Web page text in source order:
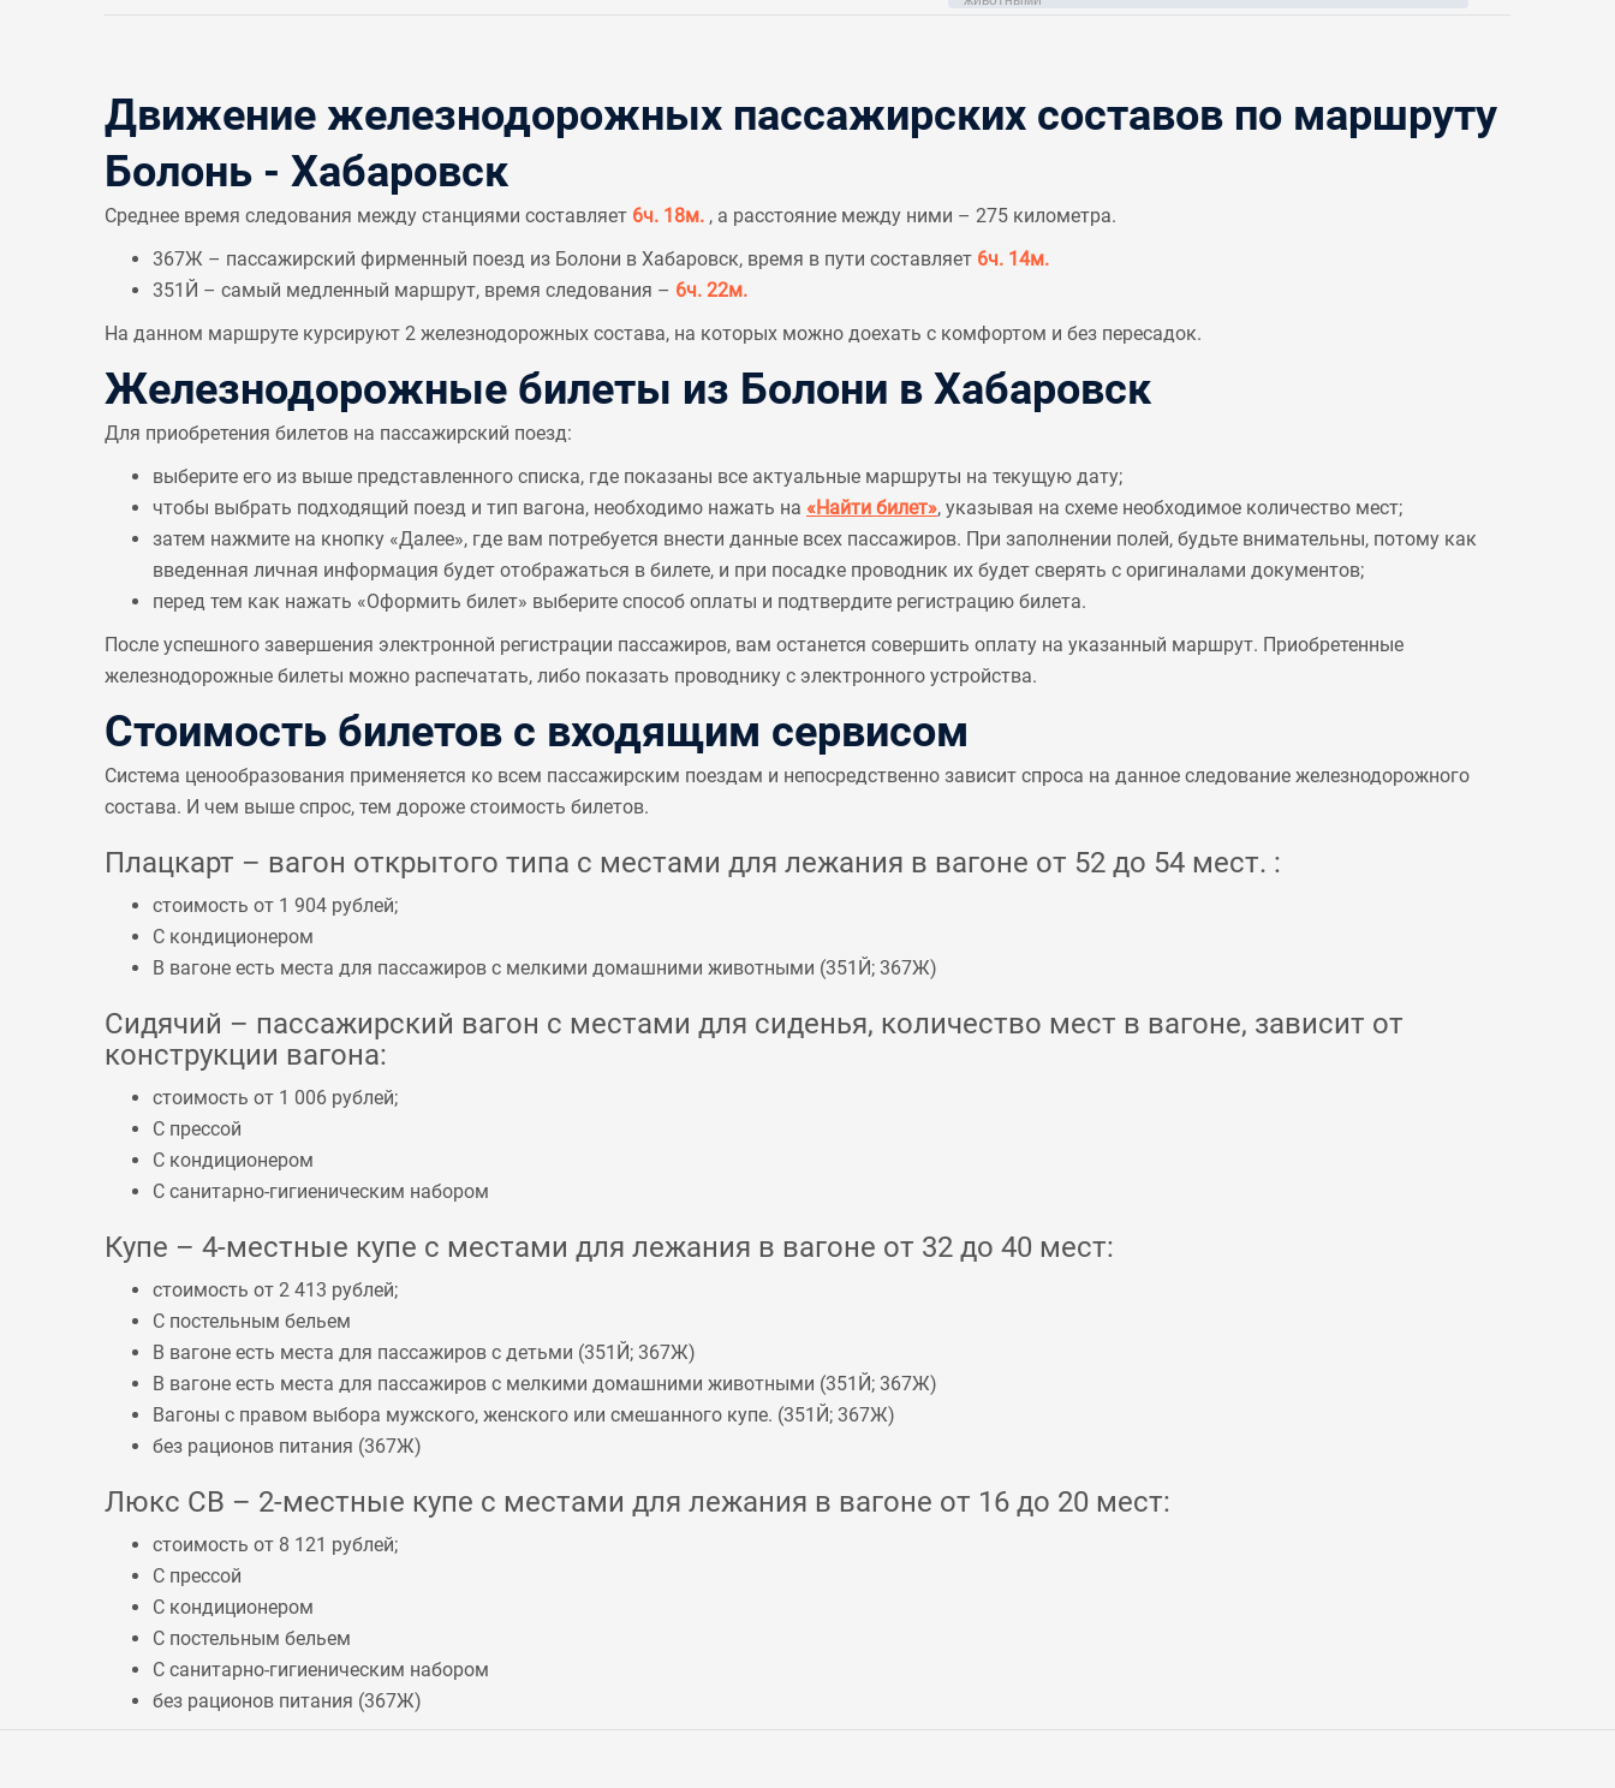
Движение железнодорожных пассажирских составов по маршруту
Болонь - Хабаровск
Среднее время следования между станциями составляет 6ч. 18м. , а расстояние между ними – 275 километра.
367Ж – пассажирский фирменный поезд из Болони в Хабаровск, время в пути составляет 6ч. 14м.
351Й – самый медленный маршрут, время следования – 6ч. 22м.
На данном маршруте курсируют 2 железнодорожных состава, на которых можно доехать с комфортом и без пересадок.
Железнодорожные билеты из Болони в Хабаровск
Для приобретения билетов на пассажирский поезд:
выберите его из выше представленного списка, где показаны все актуальные маршруты на текущую дату;
чтобы выбрать подходящий поезд и тип вагона, необходимо нажать на «Найти билет», указывая на схеме необходимое количество мест;
затем нажмите на кнопку «Далее», где вам потребуется внести данные всех пассажиров. При заполнении полей, будьте внимательны, потому как
введенная личная информация будет отображаться в билете, и при посадке проводник их будет сверять с оригиналами документов;
перед тем как нажать «Оформить билет» выберите способ оплаты и подтвердите регистрацию билета.
После успешного завершения электронной регистрации пассажиров, вам останется совершить оплату на указанный маршрут. Приобретенные
железнодорожные билеты можно распечатать, либо показать проводнику с электронного устройства.
Стоимость билетов с входящим сервисом
Система ценообразования применяется ко всем пассажирским поездам и непосредственно зависит спроса на данное следование железнодорожного
состава. И чем выше спрос, тем дороже стоимость билетов.
Плацкарт – вагон открытого типа с местами для лежания в вагоне от 52 до 54 мест. :
стоимость от 1 904 рублей;
С кондиционером
В вагоне есть места для пассажиров с мелкими домашними животными (351Й; 367Ж)
Сидячий – пассажирский вагон с местами для сиденья, количество мест в вагоне, зависит от
конструкции вагона:
стоимость от 1 006 рублей;
С прессой
С кондиционером
С санитарно-гигиеническим набором
Купе – 4-местные купе с местами для лежания в вагоне от 32 до 40 мест:
стоимость от 2 413 рублей;
С постельным бельем
В вагоне есть места для пассажиров с детьми (351Й; 367Ж)
В вагоне есть места для пассажиров с мелкими домашними животными (351Й; 367Ж)
Вагоны с правом выбора мужского, женского или смешанного купе. (351Й; 367Ж)
без рационов питания (367Ж)
Люкс СВ – 2-местные купе с местами для лежания в вагоне от 16 до 20 мест:
стоимость от 8 121 рублей;
С прессой
С кондиционером
С постельным бельем
С санитарно-гигиеническим набором
без рационов питания (367Ж)